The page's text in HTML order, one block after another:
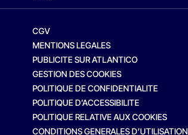
CGV
MENTIONS LEGALES
PUBLICITE SUR ATLANTICO
GESTION DES COOKIES
POLITIQUE DE CONFIDENTIALITE
POLITIQUE D’ACCESSIBILITE
POLITIQUE RELATIVE AUX COOKIES
CONDITIONS GENERALES D’UTILISATION